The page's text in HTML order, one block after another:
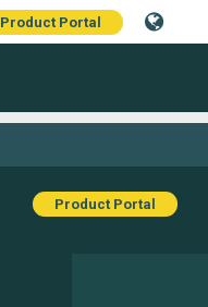
Product Portal
Product Portal